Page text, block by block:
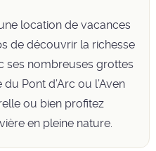
location de vacances
de découvrir la richesse
ses nombreuses grottes
Pont d’Arc ou l’Aven
ou bien profitez
en pleine nature.